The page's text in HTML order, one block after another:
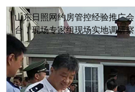
山东日照网约房管控经验推广
台，现场专家组现场实地调研察